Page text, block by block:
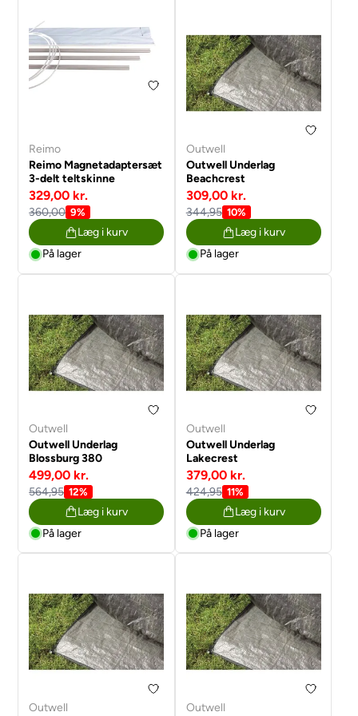
Reimo
Reimo Magnetadaptersæt
3-delt teltskinne
329,00 kr.
360,00 9%
Læg i kurv
På lager
Outwell
Outwell Underlag
Beachcrest
309,00 kr.
344,95 10%
Læg i kurv
På lager
Outwell
Outwell Underlag
Blossburg 380
499,00 kr.
564,95 12%
Læg i kurv
På lager
Outwell
Outwell Underlag
Lakecrest
379,00 kr.
424,95 11%
Læg i kurv
På lager
Outwell
Outwell